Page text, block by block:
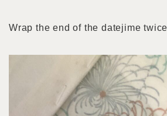
Wrap the end of the datejime